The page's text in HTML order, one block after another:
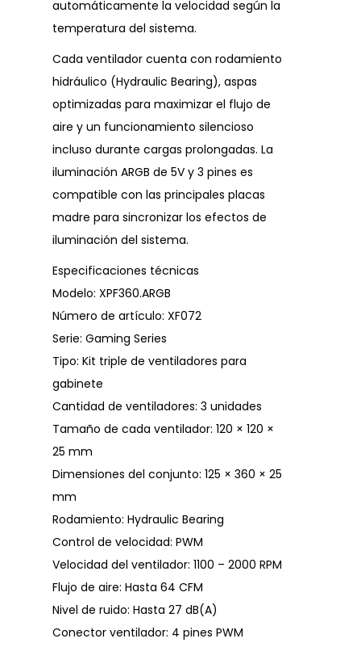
automáticamente la velocidad según la
temperatura del sistema.
Cada ventilador cuenta con rodamiento
hidráulico (Hydraulic Bearing), aspas
optimizadas para maximizar el flujo de
aire y un funcionamiento silencioso
incluso durante cargas prolongadas. La
iluminación ARGB de 5V y 3 pines es
compatible con las principales placas
madre para sincronizar los efectos de
iluminación del sistema.
Especificaciones técnicas
Modelo: XPF360.ARGB
Número de artículo: XF072
Serie: Gaming Series
Tipo: Kit triple de ventiladores para
gabinete
Cantidad de ventiladores: 3 unidades
Tamaño de cada ventilador: 120 × 120 ×
25 mm
Dimensiones del conjunto: 125 × 360 × 25
mm
Rodamiento: Hydraulic Bearing
Control de velocidad: PWM
Velocidad del ventilador: 1100 – 2000 RPM
Flujo de aire: Hasta 64 CFM
Nivel de ruido: Hasta 27 dB(A)
Conector ventilador: 4 pines PWM